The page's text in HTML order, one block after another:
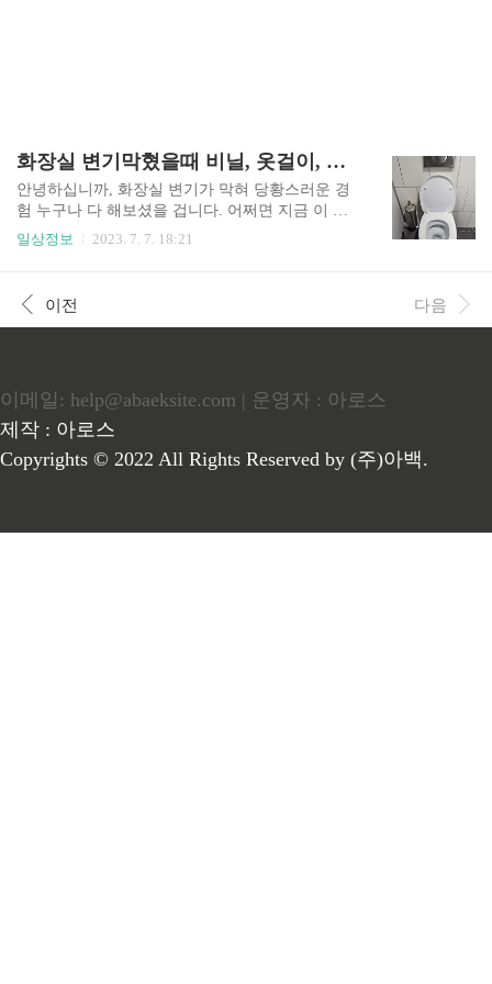
화장실 변기막혔을때 비닐, 옷걸이, 락스 등 셀프로 시도할 수 있는 방법은?
안녕하십니까, 화장실 변기가 막혀 당황스러운 경
험 누구나 다 해보셨을 겁니다. 어쩌면 지금 이 글
을 보고 계시는 상황에도 화장실 변기막힘이 발생
오늘은 화장실 변기가 막혔을 때 사용할 수 있는 셀
프 민간요법 3가지를 소개해보려고 하는데요. 글을
법 비닐을 활용하는 방법 비닐은 화장실 막힘을
해결하는 데 유용한 아이템이라 할 수 있는데요. 먼
저 작은 비닐봉지를 준비합니다. (봉투에 구멍이
없는지 확인하시고요..) 그러고 나서 봉투를 변기
일상정보 2023. 7. 7. 18:21
이전 다음
이메일: help@abaeksite.com | 운영자 : 아로스
제작 : 아로스
Copyrights © 2022 All Rights Reserved by (주)아백.